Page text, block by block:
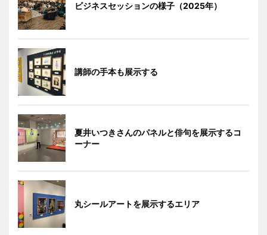
ビジネスセッションの様子（2025年）
講師の手本も展示する
夏井いつきさんのパネルと俳句を展示するコ
ーナー
丸シールアートを展示するエリア